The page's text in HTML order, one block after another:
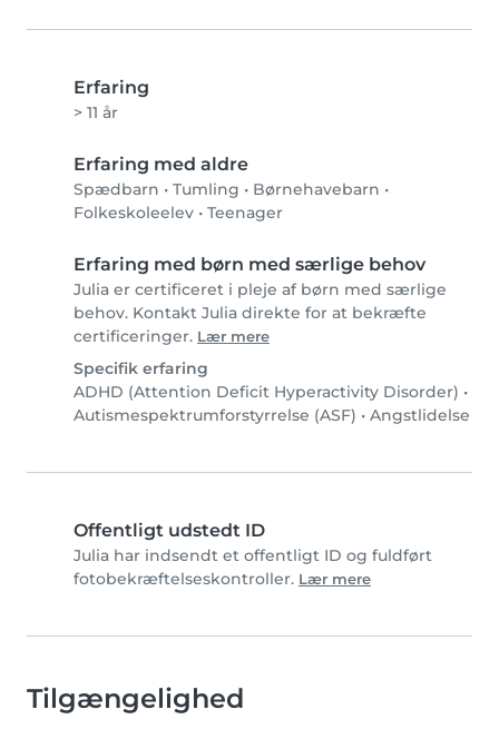
Erfaring
> 11 år
Erfaring med aldre
Spædbarn • Tumling • Børnehavebarn •
Folkeskoleelev • Teenager
Erfaring med børn med særlige behov
Julia er certificeret i pleje af børn med særlige
behov. Kontakt Julia direkte for at bekræfte
certificeringer. Lær mere
Specifik erfaring
ADHD (Attention Deficit Hyperactivity Disorder) •
Autismespektrumforstyrrelse (ASF) • Angstlidelse
Offentligt udstedt ID
Julia har indsendt et offentligt ID og fuldført
fotobekræftelseskontroller. Lær mere
Tilgængelighed